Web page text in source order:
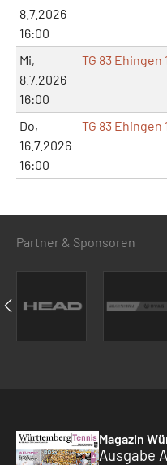
8.7.2026
16:00
Mi,
8.7.2026
16:00
TG 83 Ehingen 1
Do,
16.7.2026
16:00
TG 83 Ehingen 1
Partner & Sponsoren
Magazin
Ausgabe